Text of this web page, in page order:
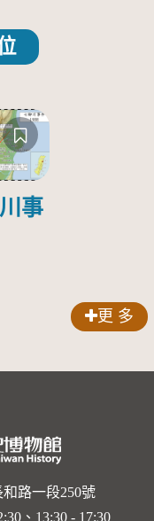
事
更 多
路一段250號
、13:30 - 17:30